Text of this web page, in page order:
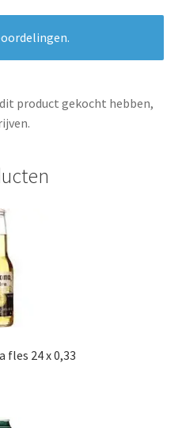
product gekocht hebben,
fles 24 x 0,33